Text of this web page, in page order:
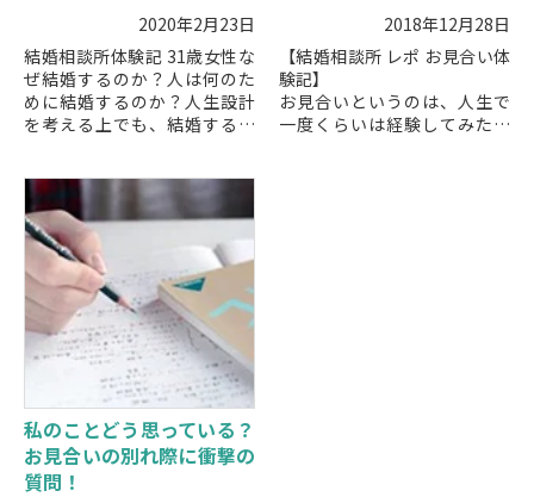
2020年2月23日
結婚相談所体験記 31歳女性な
ぜ結婚するのか？人は何のた
めに結婚するのか？人生設計
を考える上でも、結婚する意
婚しないといけないのか？と
疑問に思...
2018年12月28日
【結婚相談所 レポ お見合い体
験記】
お見合いというのは、人生で
一度くらいは経験してみたい
私のことどう思っている？
お見合いの別れ際に衝撃の
質問！